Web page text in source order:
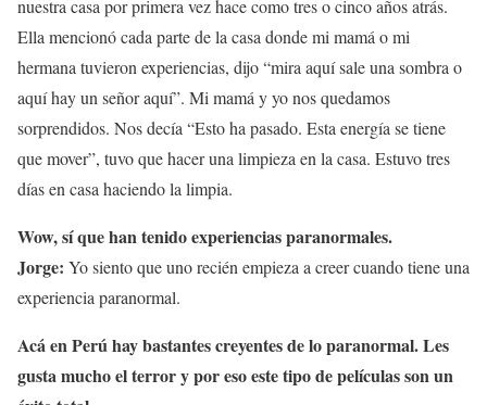
nuestra casa por primera vez hace como tres o cinco años atrás.
Ella mencionó cada parte de la casa donde mi mamá o mi
hermana tuvieron experiencias, dijo “mira aquí sale una sombra o
aquí hay un señor aquí”. Mi mamá y yo nos quedamos
sorprendidos. Nos decía “Esto ha pasado. Esta energía se tiene
que mover”, tuvo que hacer una limpieza en la casa. Estuvo tres
días en casa haciendo la limpia.
Wow, sí que han tenido experiencias paranormales.
Jorge: Yo siento que uno recién empieza a creer cuando tiene una
experiencia paranormal.
Acá en Perú hay bastantes creyentes de lo paranormal. Les
gusta mucho el terror y por eso este tipo de películas son un